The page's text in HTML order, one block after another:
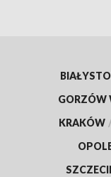
GORZÓW
KRAKÓW